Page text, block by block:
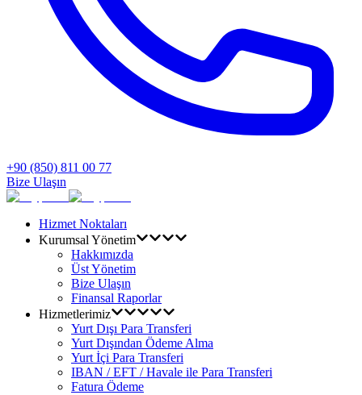
+90 (850) 811 00 77
Bize Ulaşın
Hizmet Noktaları
Kurumsal Yönetim
Hakkımızda
Üst Yönetim
Bize Ulaşın
Finansal Raporlar
Hizmetlerimiz
Yurt Dışı Para Transferi
Yurt Dışından Ödeme Alma
Yurt İçi Para Transferi
IBAN / EFT / Havale ile Para Transferi
Fatura Ödeme